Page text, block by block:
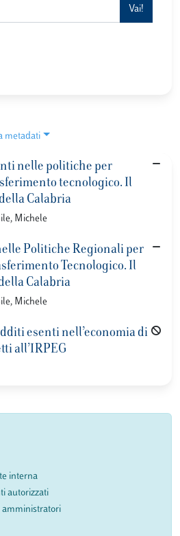
metadati
nelle politiche per
tecnologico. Il
Calabria
Michele
Politiche Regionali per
Tecnologico. Il
Calabria
Michele
esenti nell’economia di
all’IRPEG
interna
autorizzati